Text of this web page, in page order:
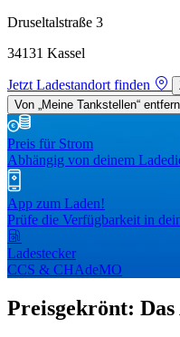
Druseltalstraße 3
34131 Kassel
Jetzt Ladestandort finden
Von „Meine Tankstellen“
Preis für Strom
Abhängig von deinem
App zum Laden!
Prüfe die Verfügbarkeit in
Ladestecker
CCS & CHAdeMO
Preisgekrönt: